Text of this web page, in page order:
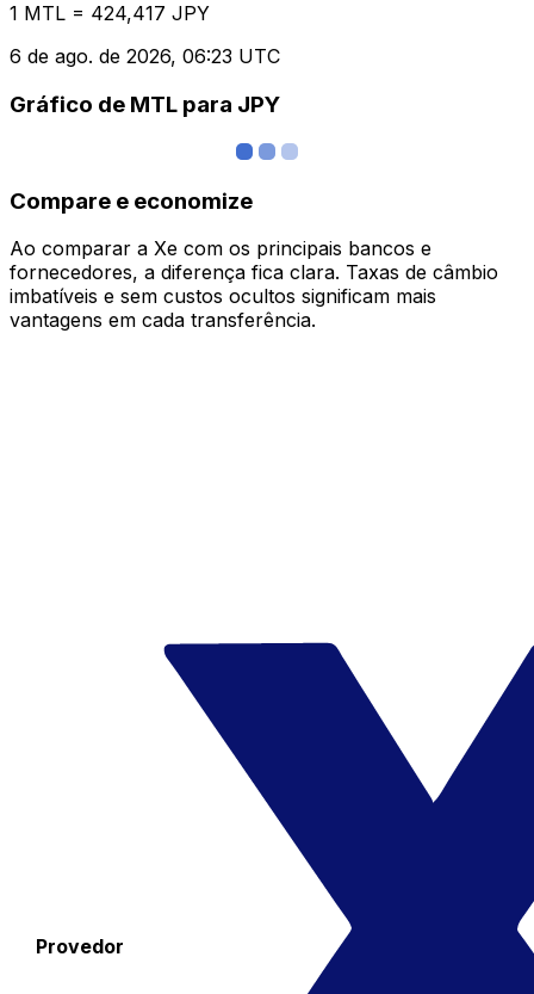
1 MTL = 424,417 JPY
6 de ago. de 2026, 06:23 UTC
Gráfico de MTL para JPY
Compare e economize
Ao comparar a Xe com os principais bancos e
fornecedores, a diferença fica clara. Taxas de câmbio
imbatíveis e sem custos ocultos significam mais
vantagens em cada transferência.
Provedor